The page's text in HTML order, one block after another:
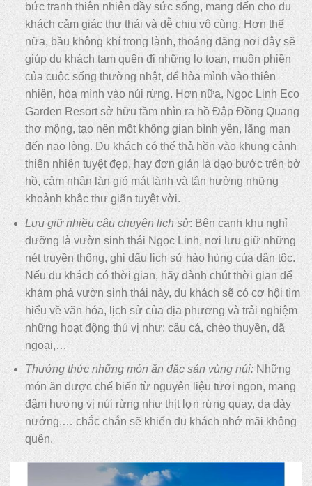
bức tranh thiên nhiên đầy sức sống, mang đến cho du
khách cảm giác thư thái và dễ chịu vô cùng. Hơn thế
nữa, bầu không khí trong lành, thoáng đãng nơi đây sẽ
giúp du khách tạm quên đi những lo toan, muộn phiền
của cuộc sống thường nhật, để hòa mình vào thiên
nhiên, hòa mình vào núi rừng. Hơn nữa, Ngọc Linh Eco
Garden Resort sở hữu tầm nhìn ra hồ Đập Đồng Quang
thơ mộng, tạo nên một không gian bình yên, lãng mạn
đến nao lòng. Du khách có thể thả hồn vào khung cảnh
thiên nhiên tuyệt đẹp, hay đơn giản là dạo bước trên bờ
hồ, cảm nhận làn gió mát lành và tận hưởng những
khoảnh khắc thư giãn tuyệt vời.
Lưu giữ nhiều câu chuyện lịch sử: Bên cạnh khu nghỉ
dưỡng là vườn sinh thái Ngọc Linh, nơi lưu giữ những
nét truyền thống, ghi dấu lịch sử hào hùng của dân tộc.
Nếu du khách có thời gian, hãy dành chút thời gian để
khám phá vườn sinh thái này, du khách sẽ có cơ hội tìm
hiểu về văn hóa, lịch sử của địa phương và trải nghiệm
những hoạt động thú vị như: câu cá, chèo thuyền, dã
ngoại,…
Thưởng thức những món ăn đặc sản vùng núi:Những
món ăn được chế biến từ nguyên liệu tươi ngon, mang
đậm hương vị núi rừng như thịt lợn rừng quay, dạ dày
nướng,… chắc chắn sẽ khiến du khách nhớ mãi không
quên.